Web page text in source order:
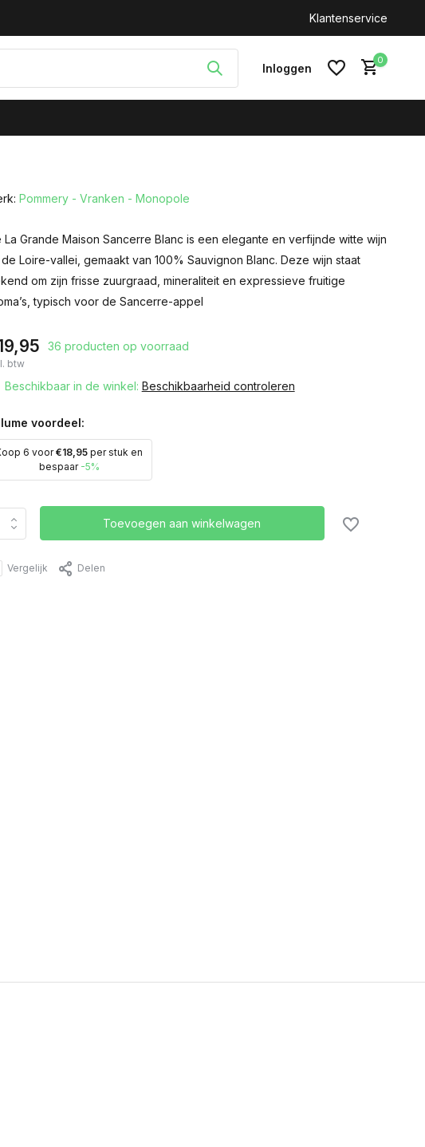
Klantenservice
Inloggen
0
Pommery - Vranken - Monopole
La Grande Maison Sancerre Blanc is een elegante en verfijnde witte wijn
Loire-vallei, gemaakt van 100% Sauvignon Blanc. Deze wijn staat
om zijn frisse zuurgraad, mineraliteit en expressieve fruitige
typisch voor de Sancerre-appel
36 producten op voorraad
btw
Beschikbaar in de winkel: Beschikbaarheid controleren
voordeel:
6 voor€18,95 per stuk en
bespaar -5%
Toevoegen aan winkelwagen
Vergelijk Delen